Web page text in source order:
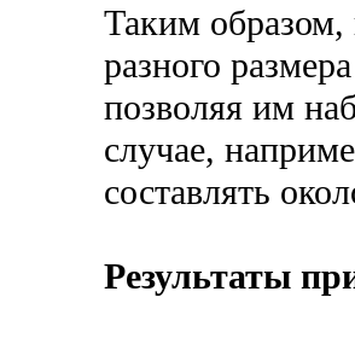
Таким образом,
разного
позволяя им
случае,
составлять
Результаты